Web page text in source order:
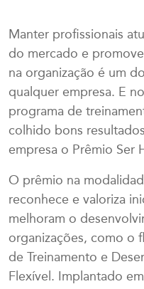
Manter profissionais
do mercado e
na organização é um
qualquer empresa. E
programa de
colhido bons
empresa o Prêmio Ser
O prêmio na
reconhece e valoriza
melhoram o
organizações, como o
de Treinamento e
Flexível. Implantado